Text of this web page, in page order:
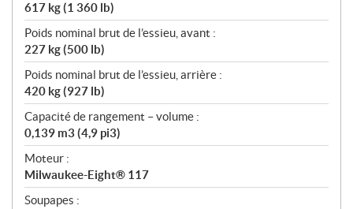
617 kg (1 360 lb)
Poids nominal brut de l’essieu, avant :
227 kg (500 lb)
Poids nominal brut de l’essieu, arrière :
420 kg (927 lb)
Capacité de rangement – volume :
0,139 m3 (4,9 pi3)
Moteur :
Milwaukee-Eight® 117
Soupapes :